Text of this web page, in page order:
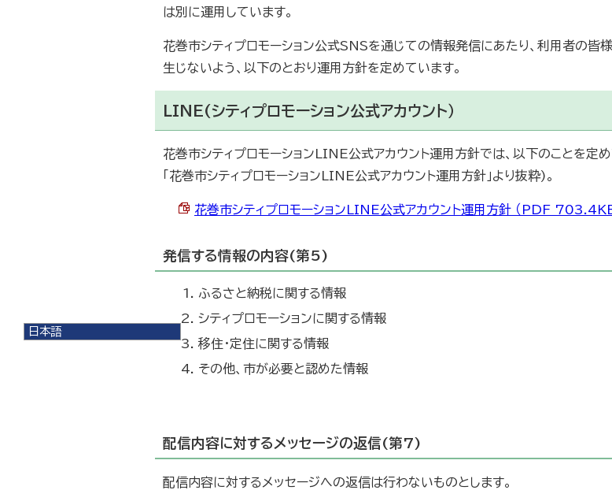
日本語
は別に運用しています。
花巻市シティプロモーション公式SNSを通じての情報発信にあたり、利用者の皆
生じないよう、以下のとおり運用方針を定めています。
LINE(シティプロモーション公式アカウント）
花巻市シティプロモーションLINE公式アカウント運用方針では、以下のことを定め
「花巻市シティプロモーションLINE公式アカウント運用方針」より抜粋)。
花巻市シティプロモーションLINE公式アカウント運用方針 （PDF 703.4KB
発信する情報の内容(第5)
ふるさと納税に関する情報
シティプロモーションに関する情報
移住・定住に関する情報
その他、市が必要と認めた情報
配信内容に対するメッセージの返信(第7)
配信内容に対するメッセージへの返信は行わないものとします。